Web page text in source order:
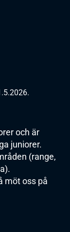
och är
juniorer.
(range,
möt oss på